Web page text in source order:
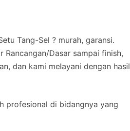
Tang-Sel ? murah, garansi.
Rancangan/Dasar sampai finish,
dan kami melayani dengan hasil
profesional di bidangnya yang